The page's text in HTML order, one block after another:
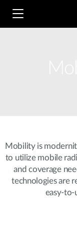
Έξυπνο Σπίτι
Switches
Business Routers
Nuclias
D-ECS
Για Επιχειρήσεις
Brochures and
Mobility is
to utilize mobile
and coverage
technologies are
easy-to-